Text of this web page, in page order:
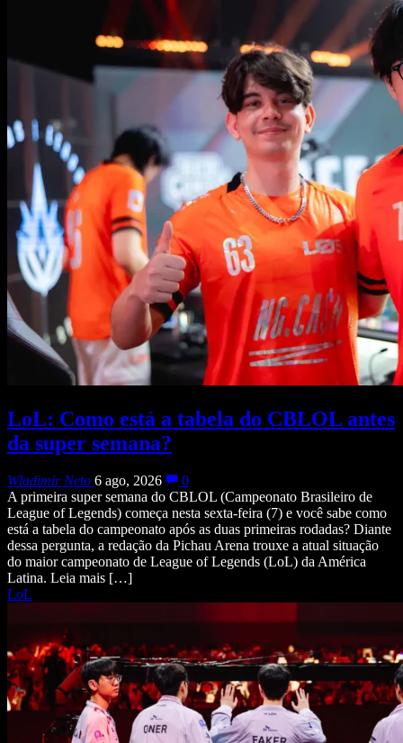
LoL: Como está a tabela do CBLOL antes
da super semana?
Wladimir Neto 6 ago, 2026
0
A primeira super semana do CBLOL (Campeonato Brasileiro de
League of Legends) começa nesta sexta-feira (7) e você sabe como
está a tabela do campeonato após as duas primeiras rodadas? Diante
dessa pergunta, a redação da Pichau Arena trouxe a atual situação
do maior campeonato de League of Legends (LoL) da América
Latina. Leia mais […]
LoL